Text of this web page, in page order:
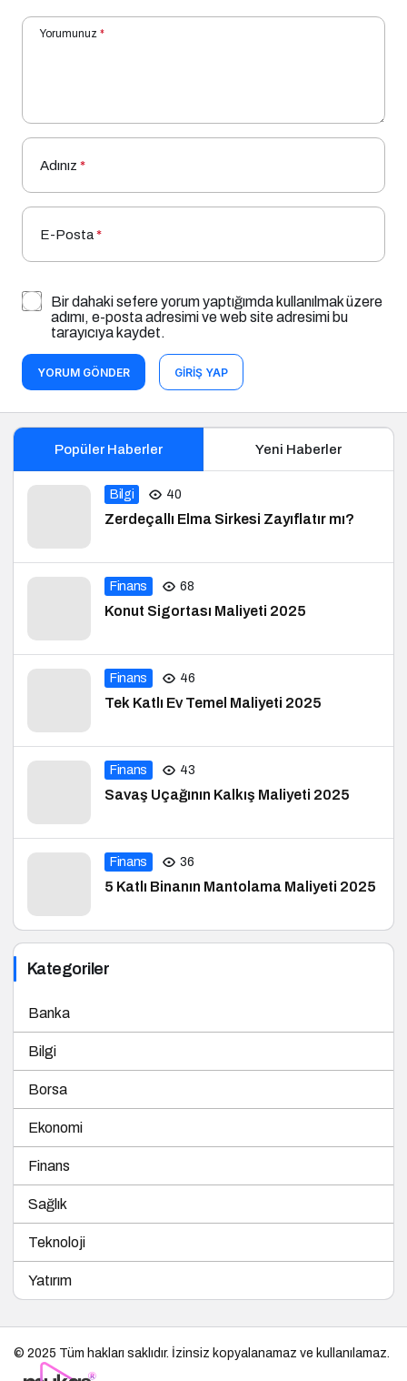
Yorumunuz *
Adınız *
E-Posta*
Bir dahaki sefere yorum yaptığımda kullanılmak üzere
adımı, e-posta adresimi ve web site adresimi bu
tarayıcıya kaydet.
YORUM GÖNDER GIRIŞ YAP
Popüler Haberler Yeni Haberler
Bilgi 40
Zerdeçallı Elma Sirkesi Zayıflatır mı?
Finans 68
Konut Sigortası Maliyeti 2025
Finans 46
Tek Katlı Ev Temel Maliyeti 2025
Finans 43
Savaş Uçağının Kalkış Maliyeti 2025
Finans 36
5 Katlı Binanın Mantolama Maliyeti 2025
Kategoriler
Banka
Bilgi
Borsa
Ekonomi
Finans
Sağlık
Teknoloji
Yatırım
© 2025 Tüm hakları saklıdır. İzinsiz kopyalanamaz ve kullanılamaz.